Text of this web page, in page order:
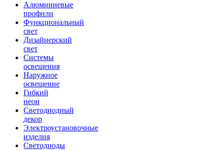
Алюминиевые
профили
Функциональный
свет
Дизайнерский
свет
Системы
освещения
Наружное
освещение
Гибкий
неон
Светодиодный
декор
Электроустановочные
изделия
Светодиоды